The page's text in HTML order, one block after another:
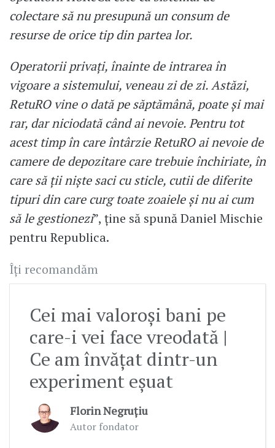
colectare să nu presupună un consum de
resurse de orice tip din partea lor.
Operatorii privați, înainte de intrarea în
vigoare a sistemului, veneau zi de zi. Astăzi,
RetuRO vine o dată pe săptămână, poate și mai
rar, dar niciodată când ai nevoie. Pentru tot
acest timp în care întârzie RetuRO ai nevoie de
camere de depozitare care trebuie închiriate, în
care să ții niște saci cu sticle, cutii de diferite
tipuri din care curg toate zoaiele și nu ai cum
să le gestionezi”, ține să spună Daniel Mischie
pentru Republica.
Îți recomandăm
Cei mai valoroși bani pe
care-i vei face vreodată |
Ce am învățat dintr-un
experiment eșuat
Florin Negruțiu
Autor fondator